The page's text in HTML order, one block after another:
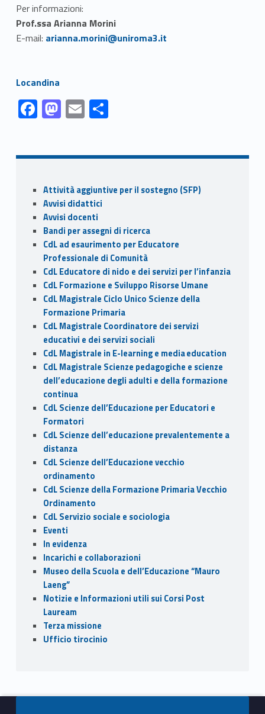
Per informazioni:
Prof.ssa Arianna Morini
E-mail: arianna.morini@uniroma3.it
Link identifier #identifier__114770-2Locandina
Link identifier #identifier__63660-1
F
ac
b
o
o
k
Link identifier #identifier__44670-2 M
as
d
o
n
Link identifier #identifier__163936-3 E
m
l
Link identifier #identifier__95059-4 C
di
vi
di
Sidebar
Attività aggiuntive per il sostegno (SFP)
Avvisi didattici
Avvisi docenti
Bandi per assegni di ricerca
CdL ad esaurimento per Educatore
Professionale di Comunità
CdL Educatore di nido e dei servizi per l’infanzia
CdL Formazione e Sviluppo Risorse Umane
CdL Magistrale Ciclo Unico Scienze della
Formazione Primaria
CdL Magistrale Coordinatore dei servizi
educativi e dei servizi sociali
CdL Magistrale in E-learning e media education
CdL Magistrale Scienze pedagogiche e scienze
dell’educazione degli adulti e della formazione
continua
CdL Scienze dell’Educazione per Educatori e
Formatori
CdL Scienze dell’educazione prevalentemente a
distanza
CdL Scienze dell’Educazione vecchio
ordinamento
CdL Scienze della Formazione Primaria Vecchio
Ordinamento
CdL Servizio sociale e sociologia
Eventi
In evidenza
Incarichi e collaborazioni
Museo della Scuola e dell’Educazione “Mauro
Laeng”
Notizie e Informazioni utili sui Corsi Post
Lauream
Terza missione
Ufficio tirocinio